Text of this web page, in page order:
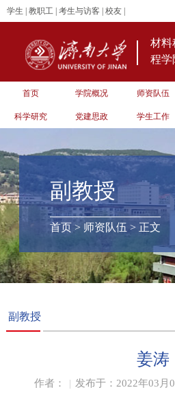
学生 教职工 考生与访客 校友
材料
程学
首页 学院概况 师资队伍
科学研究 党建思政 学生工作
副教授
首页 > 师资队伍 > 正文
副教授
姜涛
作者： | 发布于：2022年03月